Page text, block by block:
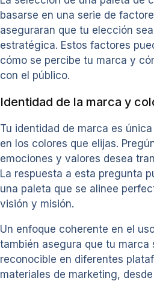
basarse en una serie de
aseguraran que tu elección
estratégica. Estos factores
cómo se percibe tu marca y
con el público.
Identidad de la marca y
Tu identidad de marca es
en los colores que elijas.
emociones y valores desea
La respuesta a esta pregunta
una paleta que se alinee
visión y misión.
Un enfoque coherente en el
también asegura que tu marca
reconocible en diferentes
materiales de marketing,